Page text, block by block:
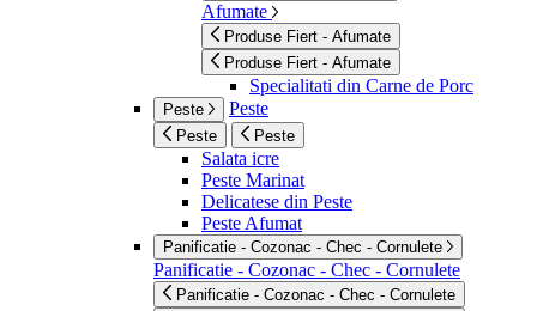
Afumate
Produse Fiert - Afumate
Produse Fiert - Afumate
Specialitati din Carne de Porc
Peste Peste
Peste Peste
Salata icre
Peste Marinat
Delicatese din Peste
Peste Afumat
Panificatie - Cozonac - Chec - Cornulete
Panificatie - Cozonac - Chec - Cornulete
Panificatie - Cozonac - Chec - Cornulete